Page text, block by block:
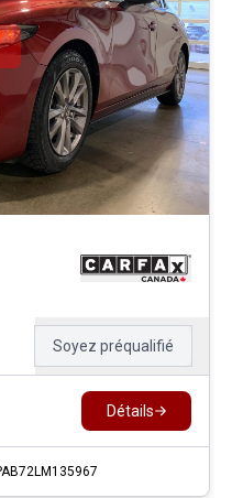
Soyez préqualifié
Détails